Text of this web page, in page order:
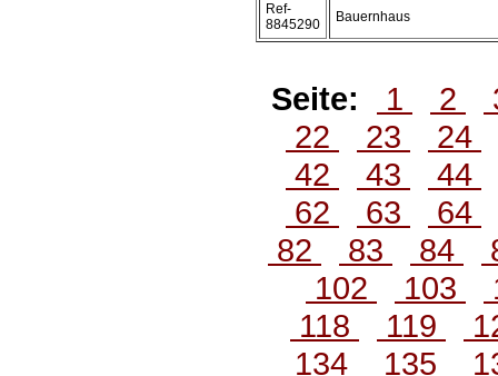
Ref-
8845290
Bauernhaus
Seite: 1 2
22
23
24
42
43
44
62
63
64
82
83 84
102
103
118
119
134
135